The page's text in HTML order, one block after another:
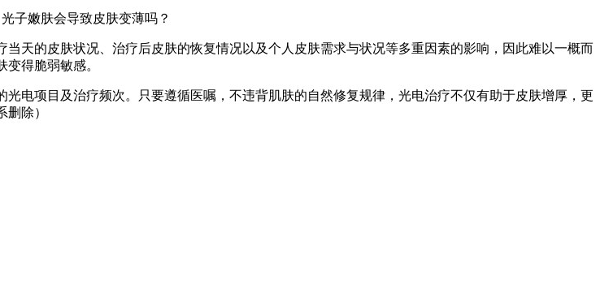
天的皮肤状况、治疗后皮肤的恢复情况以及个人皮肤需求与状况等多重因素的影响，因此难以一概而
得脆弱敏感。
电项目及治疗频次。只要遵循医嘱，不违背肌肤的自然修复规律，光电治疗不仅有助于皮肤增厚，更
除）